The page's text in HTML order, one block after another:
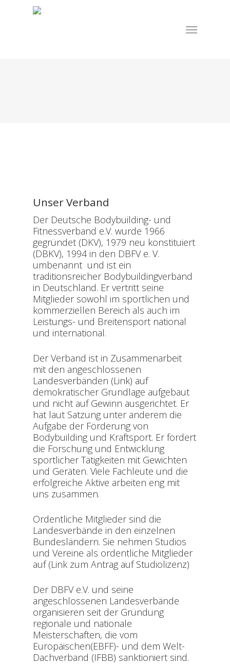
Menu
Unser Verband
Der Deutsche Bodybuilding- und
Fitnessverband e.V. wurde 1966
gegründet (DKV), 1979 neu konstituiert
(DBKV), 1994 in den DBFV e. V.
umbenannt und ist ein
traditionsreicher Bodybuildingverband
in Deutschland. Er vertritt seine
Mitglieder sowohl im sportlichen und
kommerziellen Bereich als auch im
Leistungs- und Breitensport national
und international.
Der Verband ist in Zusammenarbeit
mit den angeschlossenen
Landesverbänden (Link) auf
demokratischer Grundlage aufgebaut
und nicht auf Gewinn ausgerichtet. Er
hat laut Satzung unter anderem die
Aufgabe der Förderung von
Bodybuilding und Kraftsport. Er fördert
die Forschung und Entwicklung
sportlicher Tätigkeiten mit Gewichten
und Geräten. Viele Fachleute und die
erfolgreiche Aktive arbeiten eng mit
uns zusammen.
Ordentliche Mitglieder sind die
Landesverbände in den einzelnen
Bundesländern. Sie nehmen Studios
und Vereine als ordentliche Mitglieder
auf (Link zum Antrag auf Studiolizenz)
Der DBFV e.V. und seine
angeschlossenen Landesverbände
organisieren seit der Gründung
regionale und nationale
Meisterschaften, die vom
Europäischen(EBFF)- und dem Welt-
Dachverband (IFBB) sanktioniert sind.